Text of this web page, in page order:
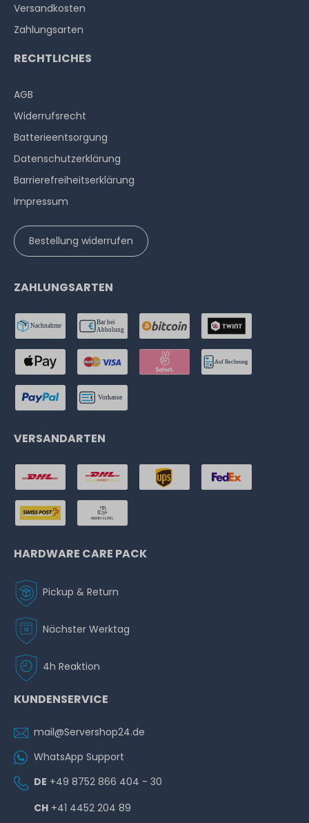
Versandkosten
Zahlungsarten
RECHTLICHES
AGB
Widerrufs­recht
Batterieentsorgung
Datenschutzerklärung
Barrierefreiheitserklärung
Impressum
Bestellung widerrufen
ZAHLUNGSARTEN
VERSANDARTEN
HARDWARE CARE PACK
Pickup & Return
Nächster Werktag
4h Reaktion
KUNDENSERVICE
mail@Servershop24.de
WhatsApp Support
DE +49 8752 866 404 - 30
CH +41 4452 204 89